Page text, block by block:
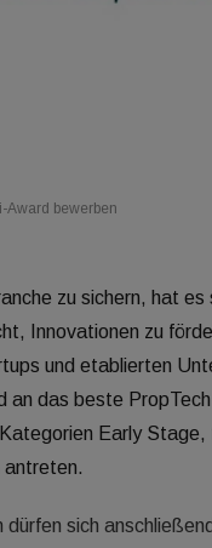
Award bewerben
zu sichern, hat es
Innovationen zu
und etablierten
das beste
Early
antreten.
sich